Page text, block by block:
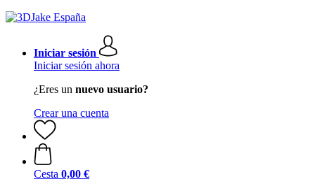
Iniciar sesión
Iniciar sesión ahora
¿Eres un nuevo usuario?
Crear una cuenta
Cesta 0,00 €